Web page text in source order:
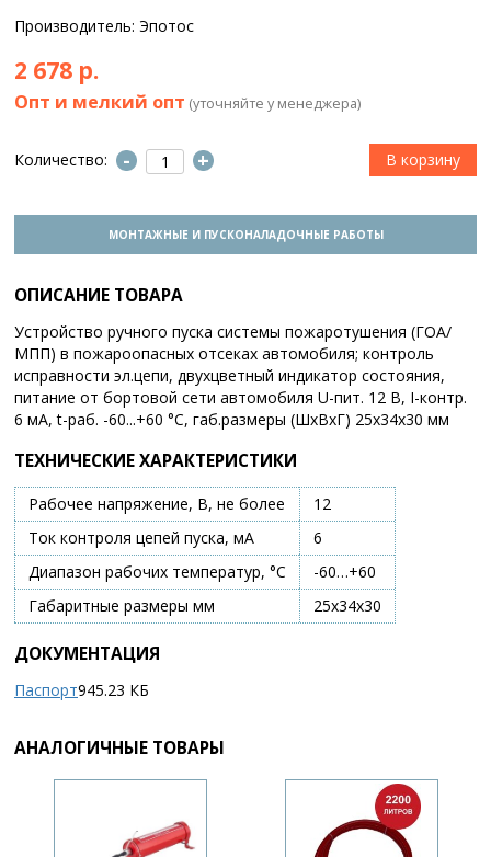
Производитель: Эпотос
2 678 р.
Опт и мелкий опт (уточняйте у менеджера)
Количество: - +
МОНТАЖНЫЕ И ПУСКОНАЛАДОЧНЫЕ РАБОТЫ
ОПИСАНИЕ ТОВАРА
Устройство ручного пуска системы пожаротушения (ГОА/
МПП) в пожароопасных отсеках автомобиля; контроль
исправности эл.цепи, двухцветный индикатор состояния,
питание от бортовой сети автомобиля U-пит. 12 В, I-контр.
6 мА, t-раб. -60...+60 °С, габ.размеры (ШхВхГ) 25х34х30 мм
ТЕХНИЧЕСКИЕ ХАРАКТЕРИСТИКИ
Рабочее напряжение, В, не более
12
Ток контроля цепей пуска, мА
6
Диапазон рабочих температур, °С
-60…+60
Габаритные размеры мм
25х34х30
ДОКУМЕНТАЦИЯ
Паспорт945.23 КБ
АНАЛОГИЧНЫЕ ТОВАРЫ